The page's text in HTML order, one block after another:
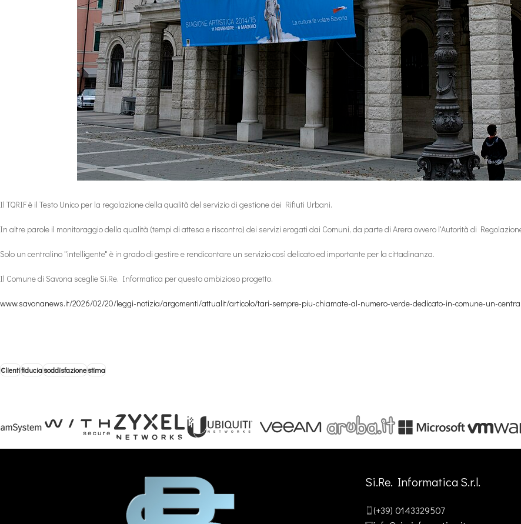
Il TQRIF è il Testo Unico per la regolazione della qualità del servizio di gestione dei Rifiuti Urbani.
In altre parole il monitoraggio della qualità (tempi di attesa e riscontro) dei servizi erogati dai Comuni, da parte di Arera ovvero l'Autorità di
Solo un centralino "intelligente" è in grado di gestire e rendicontare un servizio così delicato ed importante per la cittadinanza.
Il Comune di Savona sceglie Si.Re. Informatica per questo ambizioso progetto.
www.savonanews.it/2026/02/20/leggi-notizia/argomenti/attualit/articolo/tari-sempre-piu-chiamate-al-numero-verde-dedicato-in-comune-un-
Clientifiduciasoddisfazionestima
Si.Re. Informatica S.r.l.
(+39) 0143329507